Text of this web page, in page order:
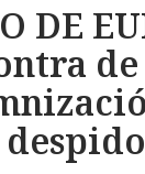
DE
despido